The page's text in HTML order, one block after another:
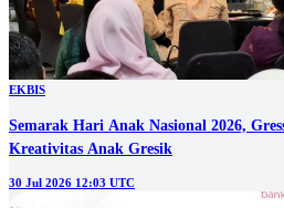
EKBIS
Semarak Hari Anak Nasional 2026,
Kreativitas Anak Gresik
30 Jul 2026 12:03 UTC